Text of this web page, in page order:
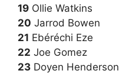
19 Ollie Watkins
20 Jarrod Bowen
21 Ebéréchi Eze
22 Joe Gomez
23 Doyen Henderson